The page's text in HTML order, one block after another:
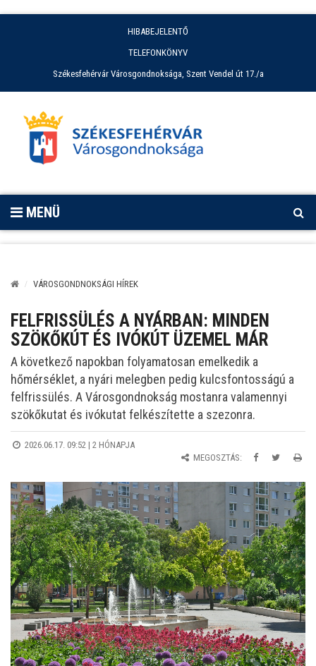
HIBABEJELENTŐ
TELEFONKÖNYV
Székesfehérvár Városgondnoksága, Szent Vendel út 17./a
MENÜ
VÁROSGONDNOKSÁGI HÍREK
FELFRISSÜLÉS A NYÁRBAN: MINDEN
SZÖKŐKÚT ÉS IVÓKÚT ÜZEMEL MÁR
A következő napokban folyamatosan emelkedik a
hőmérséklet, a nyári melegben pedig kulcsfontosságú a
felfrissülés. A Városgondnokság mostanra valamennyi
szökőkutat és ivókutat felkészítette a szezonra.
2026.06.17. 09:52 | 2 HÓNAPJA
MEGOSZTÁS: